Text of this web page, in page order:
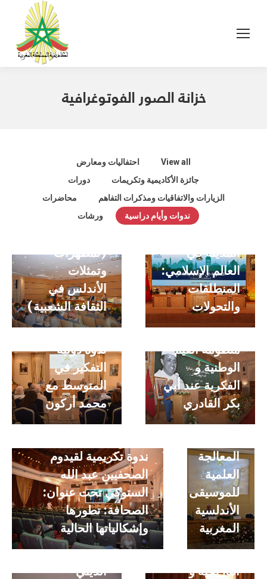
خزانة الصور الفوتوغرافية
View all
احتفاليات ومعارض
جائزة الأكاديمية وتكريمات
دورات
الزيارات والاتفاقيات ومذكرات التفاهم
محاضرات
ندوات وأيام دراسية
ورشات
ندوة دولية
أصداء الأندلس..
(تمظهرات
وتمثلات
الأندلس في
الثقافة الشعبية)
المدينة في
العالم الإسلامي:
المنطلقات
والتحولات
ندوة دولية –
التفكير في
المتوسط مع
محمد أركون
ندوة تكريمية
منظومة القيم
الوطنية و
الفكرية عند أبي
بكر القادري
ندوة تكريمية لقيدوم
الصحفيين عبد الله
الستوكي تحت عنوان:
الصحافة: تطورها
وإشكالياتها الحالية
ندوة
تحت
عنوان
-نحو
المعالجة
العلمية
للموسيقى
الأندلسية
المغربية
ندوة الحوار
الديني –
ندوة “التطور
الدستوري
للمغرب: الجدور
التاريخية و